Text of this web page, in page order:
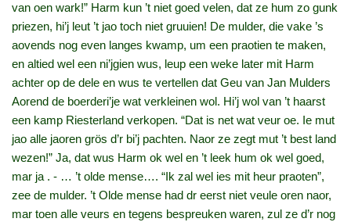
van oen wark!” Harm kun ’t niet goed velen, dat ze hum zo gunk
priezen, hi’j leut ’t jao toch niet gruuien! De mulder, die vake ’s
aovends nog even langes kwamp, um een praotien te maken,
en altied wel een ni’jgien wus, leup een weke later mit Harm
achter op de dele en wus te vertellen dat Geu van Jan Mulders
Aorend de boerderi’je wat verkleinen wol. Hi’j wol van ’t haarst
een kamp Riesterland verkopen. “Dat is net wat veur oe. Ie mut
jao alle jaoren grös d’r bi’j pachten. Naor ze zegt mut ’t best land
wezen!” Ja, dat wus Harm ok wel en ’t leek hum ok wel goed,
mar ja . ‑ … ’t olde mense…. “Ik zal wel ies mit heur praoten”,
zee de mulder. ’t Olde mense had dr eerst niet veule oren naor,
mar toen alle veurs en tegens bespreuken waren, zul ze d’r nog